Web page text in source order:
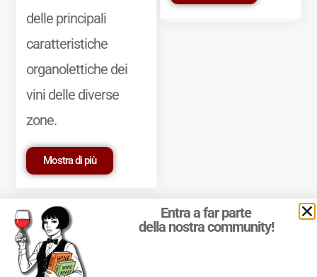
delle principali
caratteristiche
organolettiche dei
vini delle diverse
zone.
Mostra di più
Entra a far parte
della nostra community!